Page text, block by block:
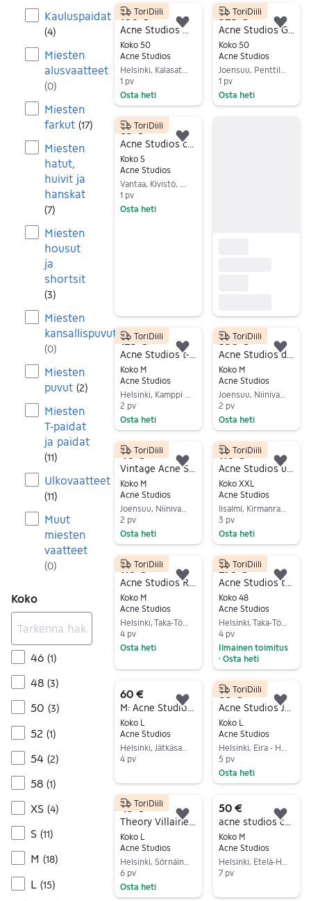
Kauluspaidat
(4)
Miesten
alusvaatteet
(0)
Miesten
farkut (17)
Miesten
hatut,
huivit ja
hanskat
(7)
Miesten
housut
ja
shortsit
(3)
Miesten
kansallispuvut
(0)
Miesten
puvut (2)
Miesten
T-paidat
ja paidat
(11)
Ulkovaatteet
(11)
Muut
miesten
vaatteet
(0)
Koko
46 (1)
48 (3)
50 (3)
52 (1)
54 (2)
58 (1)
XS (4)
S (11)
M (18)
L (15)
100 €
Acne Studios Olive Chore housut
Koko 50
Acne Studios
1 pv
Osta heti
ToriDiili
Lisää suosikiksi.
325 €
Koko 50
Acne Studios
1 pv
Osta heti
ToriDiili
65 €
Koko S
Acne Studios
1 pv
Osta heti
ToriDiili
125 €
Koko M
Acne Studios
2 pv
Osta heti
ToriDiili
Lisää suosikiksi.
350 €
Koko M
Acne Studios
Joensuu, Niinivaara, Pohjois-Karjala
2 pv
Osta heti
ToriDiili
40 €
Koko M
Acne Studios
2 pv
Osta heti
ToriDiili
Lisää suosikiksi.
110 €
Koko XXL
Acne Studios
Iisalmi, Kirmanranta, Pohjois-Savo
3 pv
Osta heti
ToriDiili
110 €
Koko M
Acne Studios
4 pv
Osta heti
ToriDiili
Lisää suosikiksi.
Siirry ilmoitukseen
270 €
Koko 48
Acne Studios
Helsinki, Taka-Töölö, Uusimaa
4 pv
Ilmainen toimitus
• Osta heti
ToriDiili
60 €
Koko L
Acne Studios
4 pv
Lisää suosikiksi.
85 €
Koko L
Acne Studios
5 pv
Osta heti
ToriDiili
45 €
Koko L
Acne Studios
6 pv
Osta heti
ToriDiili
Lisää suosikiksi.
50 €
acne studios college
Koko M
Acne Studios
7 pv